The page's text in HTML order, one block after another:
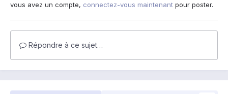
vous avez un compte, connectez-vous maintenant pour poster.
Répondre à ce sujet…